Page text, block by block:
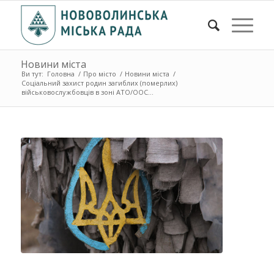
Новини міста
Ви тут: Головна / Про місто / Новини міста /
Соціальний захист родин загиблих (померлих)
військовослужбовців в зоні АТО/ООС...